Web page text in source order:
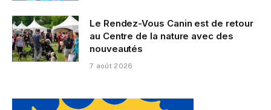
Le Rendez-Vous Canin est de retour
au Centre de la nature avec des
nouveautés
7 août 2026